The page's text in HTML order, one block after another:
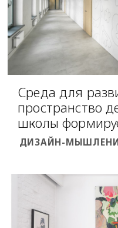
Среда для
пространство
школы
ДИЗАЙН-